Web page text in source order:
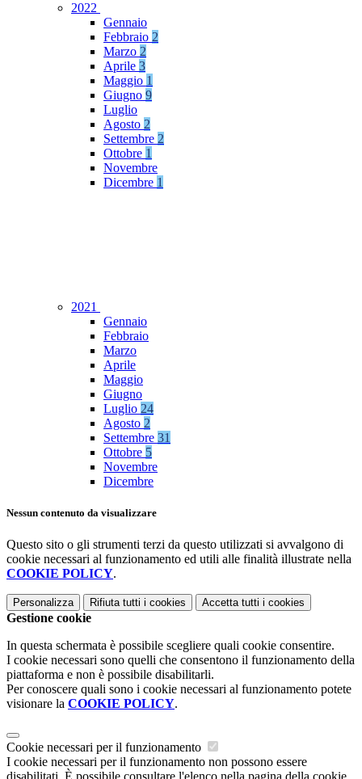
2022
Gennaio
Febbraio 2
Marzo 2
Aprile 3
Maggio 1
Giugno 9
Luglio
Agosto 2
Settembre 2
Ottobre 1
Novembre
Dicembre 1
2021
Gennaio
Febbraio
Marzo
Aprile
Maggio
Giugno
Luglio 24
Agosto 2
Settembre 31
Ottobre 5
Novembre
Dicembre
Nessun contenuto da visualizzare
Questo sito o gli strumenti terzi da questo utilizzati si avvalgono di
cookie necessari al funzionamento ed utili alle finalità illustrate nella
COOKIE POLICY.
Personalizza Rifiuta tutti i cookies Accetta tutti i cookies
Gestione cookie
In questa schermata è possibile scegliere quali cookie consentire.
I cookie necessari sono quelli che consentono il funzionamento della
piattaforma e non è possibile disabilitarli.
Per conoscere quali sono i cookie necessari al funzionamento potete
visionare la COOKIE POLICY.
Cookie necessari per il funzionamento
I cookie necessari per il funzionamento non possono essere